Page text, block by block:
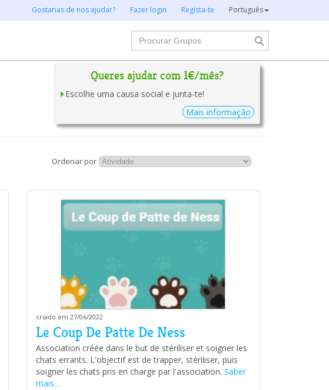
Gostarias de nos ajudar? Fazer login Regista-te Português
Procurar
Queres ajudar com 1€/mês?
Escolhe uma causa social e junta-te!
Mais informação
Ordenar por
criado em 27/06/2022
Le Coup De Patte De Ness
Association créée dans le but de stériliser et soigner les
chats errants. L'objectif est de trapper, stériliser, puis
soigner les chats pris en charge par l'association. Saber
mais…